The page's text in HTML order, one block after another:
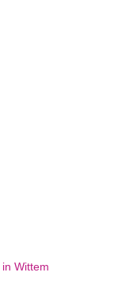
Wittem